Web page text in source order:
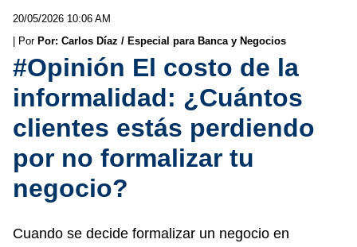
20/05/2026 10:06 AM
| Por Por: Carlos Díaz / Especial para Banca y Negocios
#Opinión El costo de la
informalidad: ¿Cuántos
clientes estás perdiendo
por no formalizar tu
negocio?
Cuando se decide formalizar un negocio en